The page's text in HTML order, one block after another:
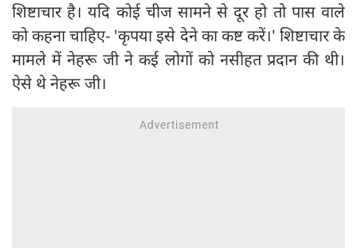
शिष्टाचार है। यदि कोई चीज सामने से दूर हो तो पास वाले
को कहना चाहिए- 'कृपया इसे देने का कष्ट करें।' शिष्टाचार के
मामले में नेहरू जी ने कई लोगों को नसीहत प्रदान की थी।
ऐसे थे नेहरू जी।